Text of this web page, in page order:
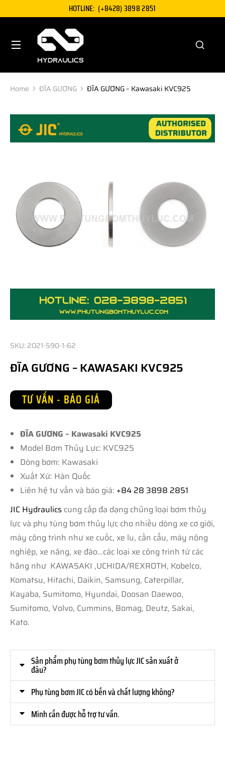
HOTLINE: (+8428) 3898 2851
You are here:
Home ĐĨA GƯƠNG ĐĨA GƯƠNG – Kawasaki KVC925
SKU: 2021-590-1-62
ĐĨA GƯƠNG – KAWASAKI KVC925
TƯ VẤN - BÁO GIÁ
ĐĨA GƯƠNG – Kawasaki KVC925
Model Bơm Thủy Lực: KVC925
Dòng bơm: Kawasaki
Xuất Xứ: Hàn Quốc
Liên hệ tư vấn và báo giá: +84 28 3898 2851
JIC Hydraulics cung cấp đa dạng chủng loại bơm thủy
lực và phụ tùng bơm thủy lực cho nhiều dòng xe cơ giới,
máy công trình như xe cuốc, xe lu, cần cẩu, máy nông
nghiệp, xe nâng, xe đào…các loại xe công trình từ các
hãng như KAWASAKI ,UCHIDA/REXROTH, Kobelco,
Komatsu, Hitachi, Daikin, Samsung, Caterpillar,
Kayaba, Sumitomo, Hyundai, Doosan Daewoo,
Sumitomo, Volvo, Cummins, Bomag, Deutz, Sakai,
Kato.
Sản phẩm phụ tùng bơm thủy lực JIC sản xuất ở
đâu?
Phụ tùng bơm JIC có bền và chất lượng không?
Mình cần được hỗ trợ tư vấn.